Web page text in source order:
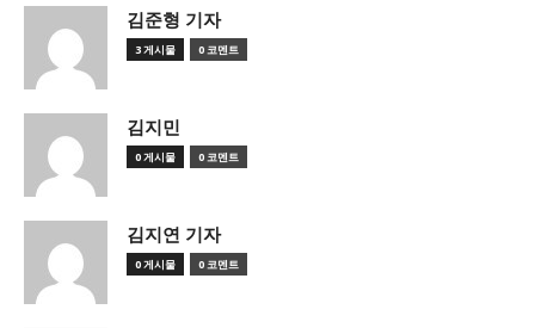
김준형 기자
3 게시물 0 코멘트
김지민
0 게시물 0 코멘트
김지연 기자
0 게시물 0 코멘트